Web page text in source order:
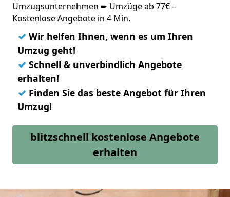
Umzugsunternehmen ➨ Umzüge ab 77€ –
Kostenlose Angebote in 4 Min.
✓ Wir helfen Ihnen, wenn es um Ihren
Umzug geht!
✓ Schnell & unverbindlich Angebote
erhalten!
✓ Finden Sie das beste Angebot für Ihren
Umzug!
blitzschnell kostenlose Angebote
erhalten